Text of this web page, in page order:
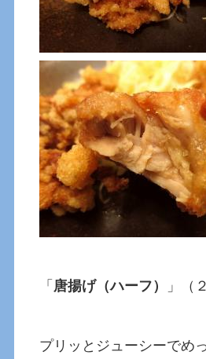
「 唐揚げ（ハーフ） 」（
プリッとジューシーでめ